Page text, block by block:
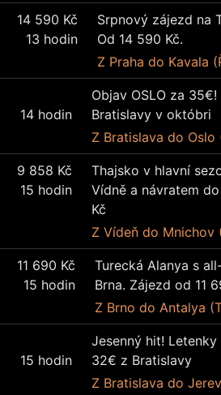
14 590 Kč
13 hodin
Srpnový zájezd na
Od 14 590 Kč.
Z Praha do Kavala
14 hodin
Objav OSLO za
Bratislavy v októbri
Z Bratislava do Oslo
9 858 Kč
15 hodin
Thajsko v hlavní
Vídně a návratem
Kč
Z Vídeň do Mnichov
11 690 Kč
15 hodin
Turecká Alanya s
Brna. Zájezd od 11
Z Brno do Antalya
15 hodin
Jesenný hit! Letenky
32€ z Bratislavy
Z Bratislava do